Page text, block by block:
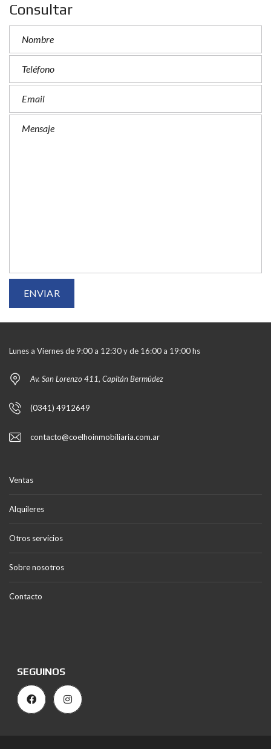
Consultar
Lunes a Viernes de 9:00 a 12:30 y de 16:00 a 19:00 hs
Av. San Lorenzo 411, Capitán Bermúdez
(0341) 4912649
contacto@coelhoinmobiliaria.com.ar
Ventas
Alquileres
Otros servicios
Sobre nosotros
Contacto
SEGUINOS